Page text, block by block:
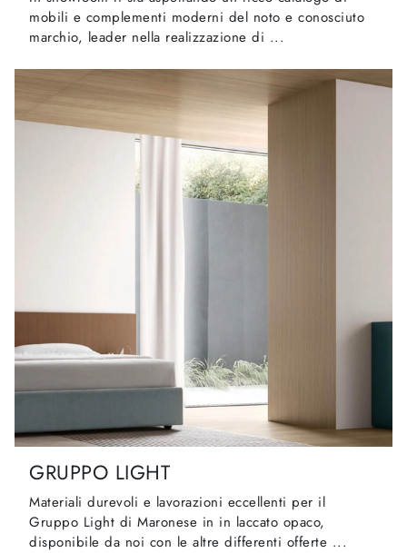
mobili e complementi moderni del noto e conosciuto
marchio, leader nella realizzazione di ...
GRUPPO LIGHT
Materiali durevoli e lavorazioni eccellenti per il
Gruppo Light di Maronese in in laccato opaco,
disponibile da noi con le altre differenti offerte ...